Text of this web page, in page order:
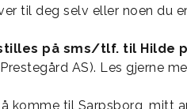
til deg selv eller noen du
på sms/tlf. til Hilde
AS). Les gjerne
komme til Sarpsborg, mitt